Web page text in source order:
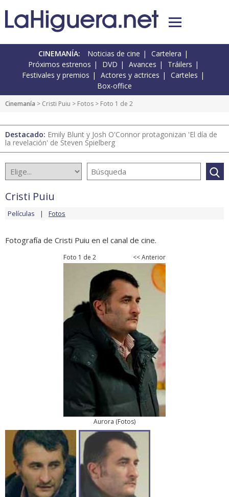
CINEMANÍA: Noticias de cine
Cartelera
Próximos estrenos
DVD Avances
Tráilers
Festivales y premios
Actores y actrices
Carteles
Box-office
Cinemanía > Cristi Puiu > Fotos > Foto 1 de 2
Destacado: Emily Blunt y Josh O'Connor protagonizan 'El día de
la revelación' de Steven Spielberg
Cristi Puiu
Películas Fotos
Fotografía de Cristi Puiu en el canal de cine.
Foto 1 de 2 << Anterior
Aurora (Fotos)